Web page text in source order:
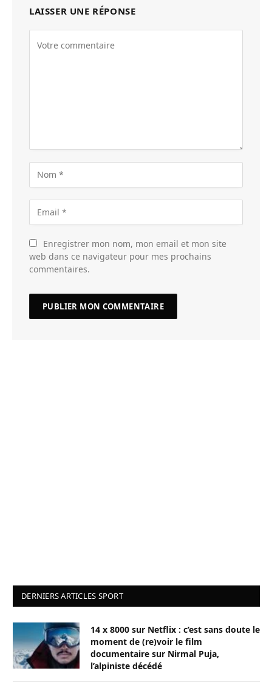
LAISSER UNE RÉPONSE
Enregistrer mon nom, mon email et mon site
web dans ce navigateur pour mes prochains
commentaires.
DERNIERS ARTICLES SPORT
14 x 8000 sur Netflix : c’est sans doute le
moment de (re)voir le film
documentaire sur Nirmal Puja,
l’alpiniste décédé